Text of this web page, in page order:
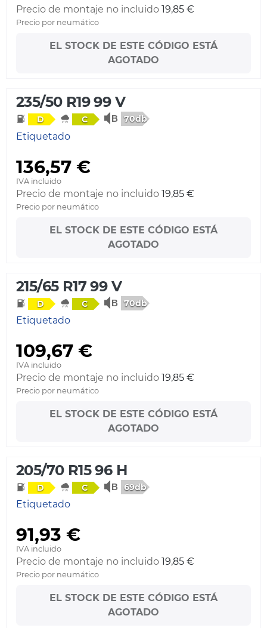
Precio de montaje no incluido 19,85 €
Precio por neumático
EL STOCK DE ESTE CÓDIGO ESTÁ
AGOTADO
235/50 R19 99 V
D C 70db
Etiquetado
136,57 €
IVA incluido
Precio de montaje no incluido 19,85 €
Precio por neumático
EL STOCK DE ESTE CÓDIGO ESTÁ
AGOTADO
215/65 R17 99 V
D C 70db
Etiquetado
109,67 €
IVA incluido
Precio de montaje no incluido 19,85 €
Precio por neumático
EL STOCK DE ESTE CÓDIGO ESTÁ
AGOTADO
205/70 R15 96 H
D C 69db
Etiquetado
91,93 €
IVA incluido
Precio de montaje no incluido 19,85 €
Precio por neumático
EL STOCK DE ESTE CÓDIGO ESTÁ
AGOTADO